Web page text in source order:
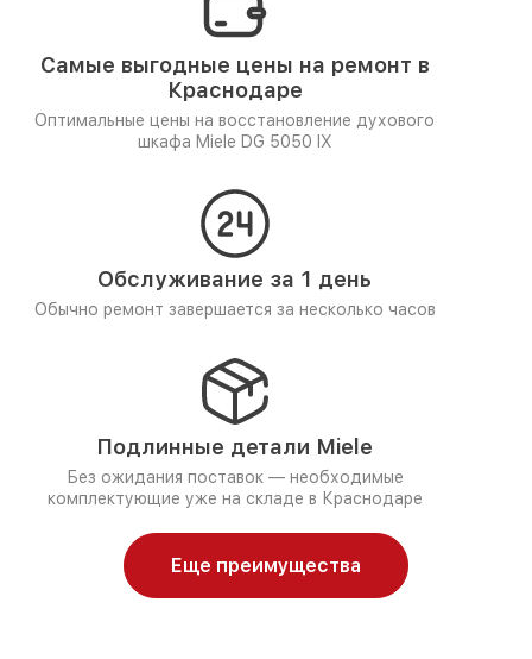
Самые выгодные цены на ремонт в
Краснодаре
Оптимальные цены на восстановление духового
шкафа Miele DG 5050 IX
Обслуживание за 1 день
Обычно ремонт завершается за несколько часов
Подлинные детали Miele
Без ожидания поставок — необходимые
комплектующие уже на складе в Краснодаре
Еще преимущества